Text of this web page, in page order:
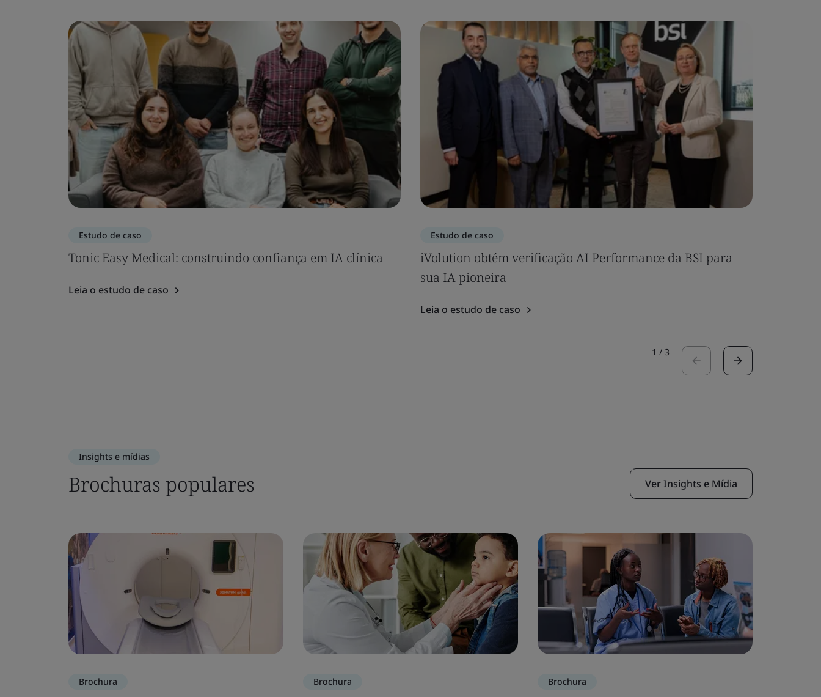
Estudo de caso
Tonic Easy Medical: construindo confiança em IA clínica
Leia o estudo de caso
Estudo de caso
iVolution obtém verificação AI Performance da BSI para
sua IA pioneira
Leia o estudo de caso
1 / 3
Insights e mídias
Brochuras populares Ver Insights e Mídia
Brochura Brochura Brochura